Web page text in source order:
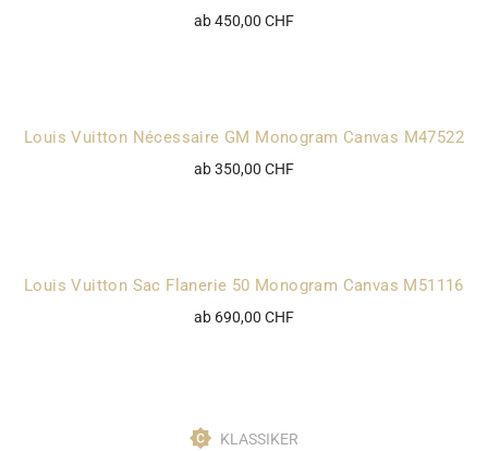
ab 450,00 CHF
Louis Vuitton Nécessaire GM Monogram Canvas M47522
ab 350,00 CHF
Louis Vuitton Sac Flanerie 50 Monogram Canvas M51116
ab 690,00 CHF
KLASSIKER